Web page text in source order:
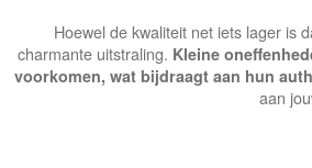
Hoewel de kwaliteit net iets lager is
charmante uitstraling. Kleine
voorkomen, wat bijdraagt aan hun
aan